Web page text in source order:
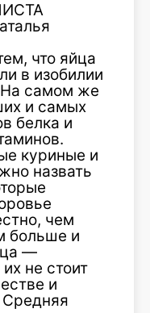
что яйца
в изобилии
На самом же
и самых
белка и
куриные и
назвать
чем
больше и
—
не стоит
и
Средняя